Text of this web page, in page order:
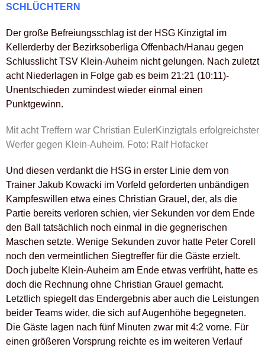
SCHLÜCHTERN
Der große Befreiungsschlag ist der HSG Kinzigtal im
Kellerderby der Bezirksoberliga Offenbach/Hanau gegen
Schlusslicht TSV Klein-Auheim nicht gelungen. Nach zuletzt
acht Niederlagen in Folge gab es beim 21:21 (10:11)-
Unentschieden zumindest wieder einmal einen
Punktgewinn.
Mit acht Treffern war Christian EulerKinzigtals erfolgreichster
Werfer gegen Klein-Auheim. Foto: Ralf Hofacker
Und diesen verdankt die HSG in erster Linie dem von
Trainer Jakub Kowacki im Vorfeld geforderten unbändigen
Kampfeswillen etwa eines Christian Grauel, der, als die
Partie bereits verloren schien, vier Sekunden vor dem Ende
den Ball tatsächlich noch einmal in die gegnerischen
Maschen setzte. Wenige Sekunden zuvor hatte Peter Corell
noch den vermeintlichen Siegtreffer für die Gäste erzielt.
Doch jubelte Klein-Auheim am Ende etwas verfrüht, hatte es
doch die Rechnung ohne Christian Grauel gemacht.
Letztlich spiegelt das Endergebnis aber auch die Leistungen
beider Teams wider, die sich auf Augenhöhe begegneten.
Die Gäste lagen nach fünf Minuten zwar mit 4:2 vorne. Für
einen größeren Vorsprung reichte es im weiteren Verlauf